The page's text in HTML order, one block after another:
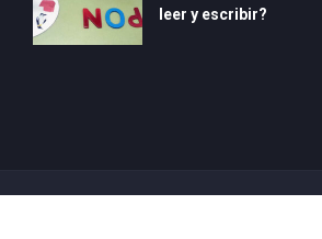
leer y escribir?